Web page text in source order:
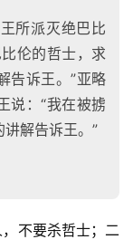
所派灭绝巴比
伦的哲士，求
告诉王。”亚略
说：“我在被掳
解告诉王。”
不要杀哲士；二